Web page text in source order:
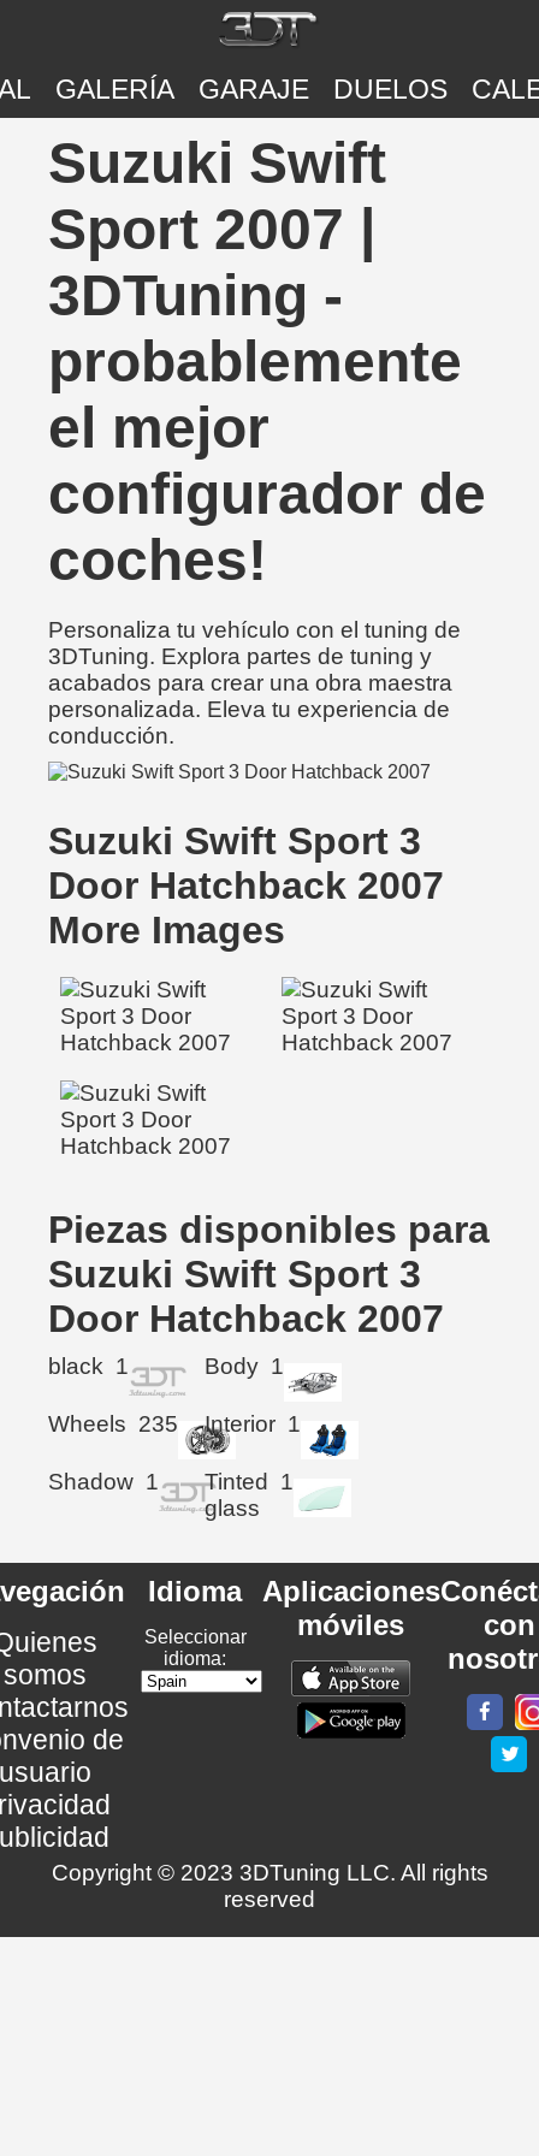
GALERÍA GARAJE DUELOS
Suzuki Swift
Sport 2007 |
3DTuning -
probablemente
el mejor
configurador de
coches!
Personaliza tu vehículo con el tuning de
3DTuning. Explora partes de tuning y
acabados para crear una obra maestra
personalizada. Eleva tu experiencia de
conducción.
Suzuki Swift Sport 3
Door Hatchback 2007
More Images
Piezas disponibles para
Suzuki Swift Sport 3
Door Hatchback 2007
black 1 Body 1
Wheels 235 Interior 1
Shadow 1
Tinted
glass
1
somos
de
Idioma
Seleccionar
idioma:
Aplicaciones
móviles
con
Copyright © 2023 3DTuning LLC. All rights
reserved